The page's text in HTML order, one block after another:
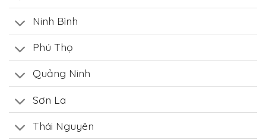
Ninh Bình
Phú Thọ
Quảng Ninh
Sơn La
Thái Nguyên